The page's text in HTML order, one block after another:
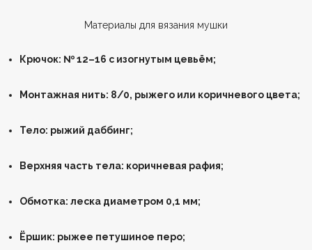
Материалы для вязания мушки
Крючок: № 12–16 с изогнутым цевьём;
Монтажная нить: 8/0, рыжего или коричневого цвета;
Тело: рыжий даббинг;
Верхняя часть тела: коричневая рафия;
Обмотка: леска диаметром 0,1 мм;
Ёршик: рыжее петушиное перо;